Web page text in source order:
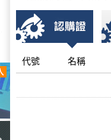
代號 名稱